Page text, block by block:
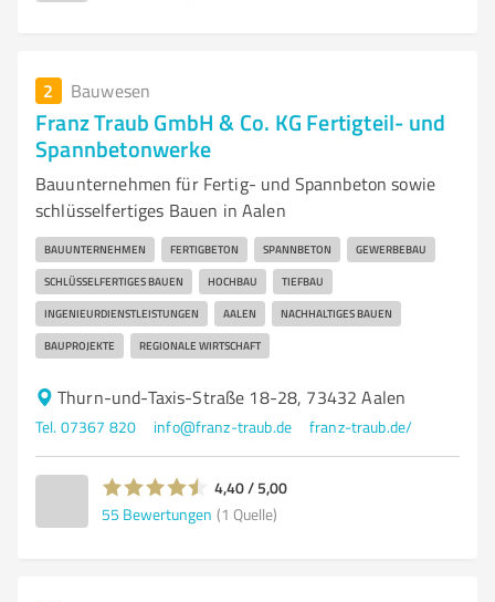
2 Bauwesen
Franz Traub GmbH & Co. KG Fertigteil- und
Spannbetonwerke
Bauunternehmen für Fertig- und Spannbeton sowie
schlüsselfertiges Bauen in Aalen
BAUUNTERNEHMEN FERTIGBETON SPANNBETON GEWERBEBAU
SCHLÜSSELFERTIGES BAUEN HOCHBAU TIEFBAU
INGENIEURDIENSTLEISTUNGEN AALEN NACHHALTIGES BAUEN
BAUPROJEKTE REGIONALE WIRTSCHAFT
Thurn-und-Taxis-Straße 18-28, 73432 Aalen
Tel. 07367 820 info@franz-traub.de franz-traub.de/
4,40 / 5,00
55 Bewertungen (1 Quelle)